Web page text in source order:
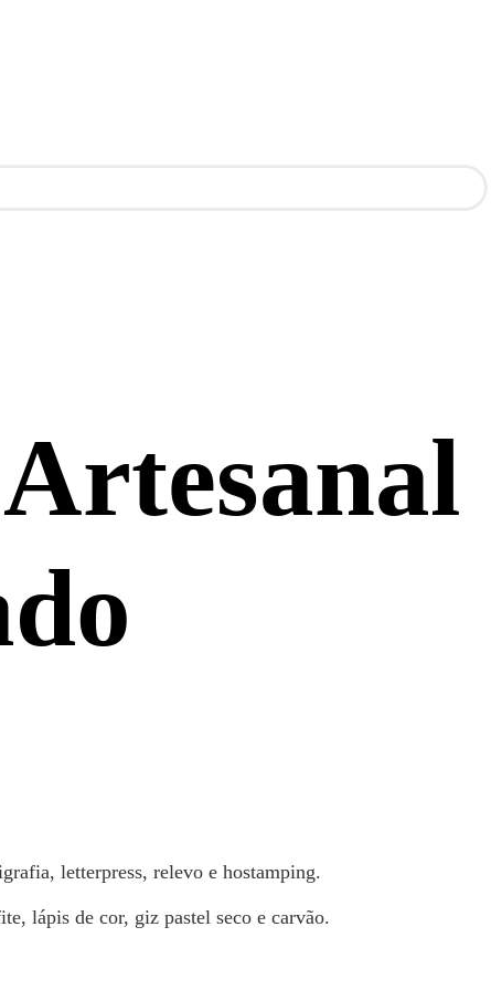
letterpress, relevo e hostamping.
lápis de cor, giz pastel seco e carvão.